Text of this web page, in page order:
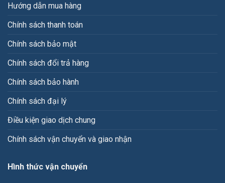
Hướng dẫn mua hàng
Chính sách thanh toán
Chính sách bảo mật
Chính sách đổi trả hàng
Chính sách bảo hành
Chính sách đại lý
Điều kiện giao dịch chung
Chính sách vận chuyển và giao nhận
Hình thức vận chuyển